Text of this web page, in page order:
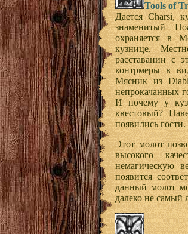
Tools of
Дается Charsi,
знаменитый
охраняется в
кузнице.
расставании с
контрмеры в
Мясник из
непрокачанных
И почему у
квестовый?
появились гости.
Этот молот
высокого
немагическую
появится
данный молот
далеко не самый